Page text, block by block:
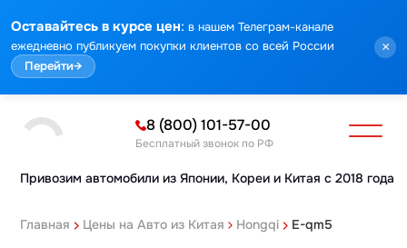
Оставайтесь в курсе цен: в нашем Телеграм-канале
ежедневно публикуем покупки клиентов со всей России
Перейти→
×
Привозим автомобили из Японии, Кореи и Китая с 2018 года
8 (800) 101-57-00
Бесплатный звонок по РФ
Главная Цены на Авто из Китая Hongqi E-qm5